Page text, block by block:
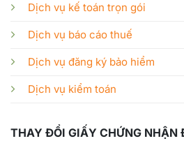
Dịch vụ kế toán trọn gói
Dịch vụ báo cáo thuế
Dịch vụ đăng ký bảo hiểm
Dịch vụ kiểm toán
THAY ĐỔI GIẤY CHỨNG NHẬN